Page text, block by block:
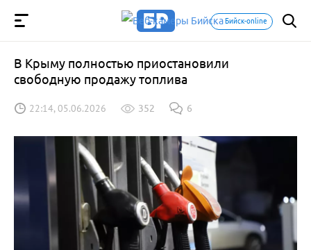
Бийск-online
В Крыму полностью приостановили
свободную продажу топлива
22:14, 05.06.2026 352 6